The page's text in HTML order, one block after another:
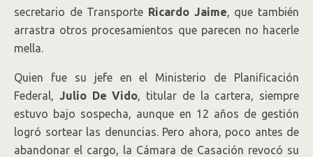
secretario de Transporte Ricardo Jaime, que también
arrastra otros procesamientos que parecen no hacerle
mella.
Quien fue su jefe en el Ministerio de Planificación
Federal, Julio De Vido, titular de la cartera, siempre
estuvo bajo sospecha, aunque en 12 años de gestión
logró sortear las denuncias. Pero ahora, poco antes de
abandonar el cargo, la Cámara de Casación revocó su